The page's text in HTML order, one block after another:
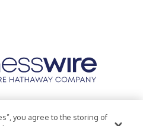
Accessibility Statement
you agree to the storing of